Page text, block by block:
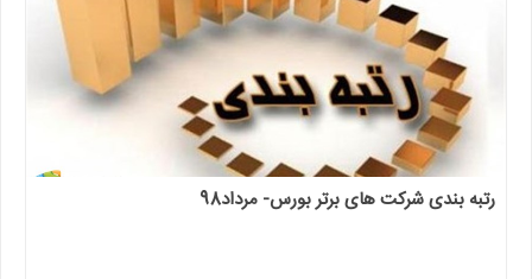
رتبه بندی شرکت های برتر بورس- مرداد98